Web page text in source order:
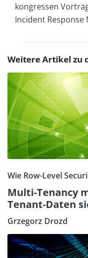
kongressen
Incident Response
Weitere Artikel zu
Wie Row-Level
Multi-Tenancy
Tenant-Daten
Grzegorz Drozd